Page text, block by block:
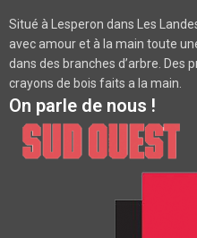
Situé à Lesperon dans Les
avec amour et à la main toute
dans des branches d’arbre. Des
crayons de bois faits a la main.
On parle de nous !